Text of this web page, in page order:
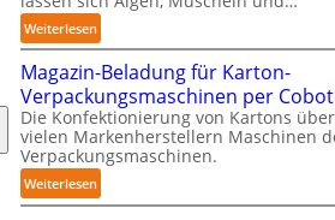
Weiterlesen:
S
c
h
m
i
e
r
f
Magazin-Beladung für Karton-
Verpackungsmaschinen per Cobot
Die Konfektionierung von Kartons
vielen Markenherstellern Maschinen
Verpackungsmaschinen.
Weiterlesen:
M